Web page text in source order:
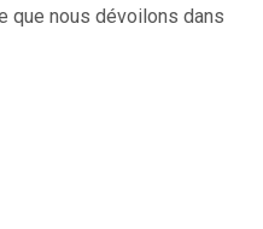
que nous dévoilons dans